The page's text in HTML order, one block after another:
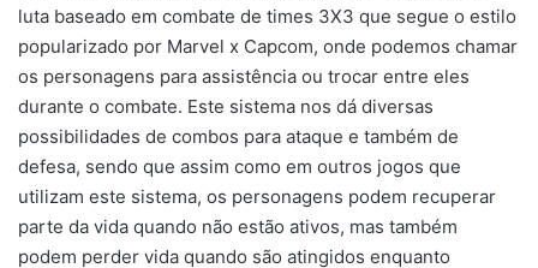
luta baseado em combate de times 3X3 que segue o estilo
popularizado por Marvel x Capcom, onde podemos chamar
os personagens para assistência ou trocar entre eles
durante o combate. Este sistema nos dá diversas
possibilidades de combos para ataque e também de
defesa, sendo que assim como em outros jogos que
utilizam este sistema, os personagens podem recuperar
parte da vida quando não estão ativos, mas também
podem perder vida quando são atingidos enquanto